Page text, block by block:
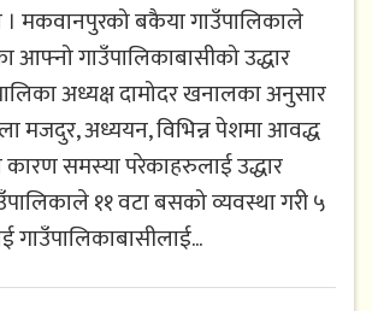
। मकवानपुरको बकैया गाउँपालिकाले
आफ्नो गाउँपालिकाबासीको उद्धार
अध्यक्ष दामोदर खनालका अनुसार
मजदुर, अध्ययन, विभिन्न पेशमा आवद्ध
समस्या परेकाहरुलाई उद्धार
११ वटा बसको व्यवस्था गरी ५
गाउँपालिकाबासीलाई...